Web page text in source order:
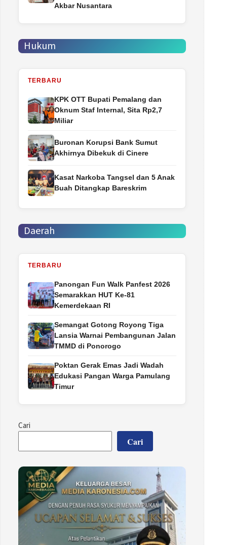
Akbar Nusantara
Hukum
TERBARU
‎KPK OTT Bupati Pemalang dan
Oknum Staf Internal, Sita Rp2,7
Miliar
Buronan Korupsi Bank Sumut
Akhirnya Dibekuk di Cinere
Kasat Narkoba Tangsel dan 5 Anak
Buah Ditangkap Bareskrim
Daerah
TERBARU
Panongan Fun Walk Panfest 2026
Semarakkan HUT Ke-81
Kemerdekaan RI
Semangat Gotong Royong Tiga
Lansia Warnai Pembangunan Jalan
TMMD di Ponorogo
Poktan Gerak Emas Jadi Wadah
Edukasi Pangan Warga Pamulang
Timur
Cari
Cari